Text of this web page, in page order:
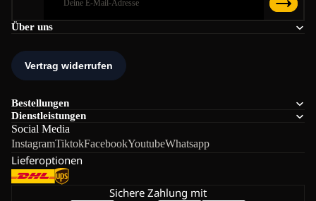
Über uns
Bestellungen
Dienstleistungen
Social Media
InstagramTiktokFacebookYoutubeWhatsapp
Lieferoptionen
Sichere Zahlung mit